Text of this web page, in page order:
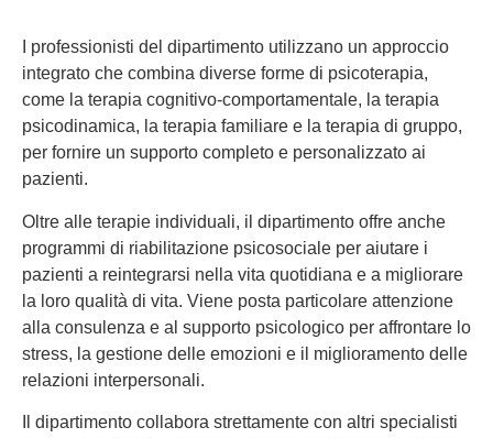
I professionisti del dipartimento utilizzano un approccio
integrato che combina diverse forme di psicoterapia,
come la terapia cognitivo-comportamentale, la terapia
psicodinamica, la terapia familiare e la terapia di gruppo,
per fornire un supporto completo e personalizzato ai
pazienti.
Oltre alle terapie individuali, il dipartimento offre anche
programmi di riabilitazione psicosociale per aiutare i
pazienti a reintegrarsi nella vita quotidiana e a migliorare
la loro qualità di vita. Viene posta particolare attenzione
alla consulenza e al supporto psicologico per affrontare lo
stress, la gestione delle emozioni e il miglioramento delle
relazioni interpersonali.
Il dipartimento collabora strettamente con altri specialisti